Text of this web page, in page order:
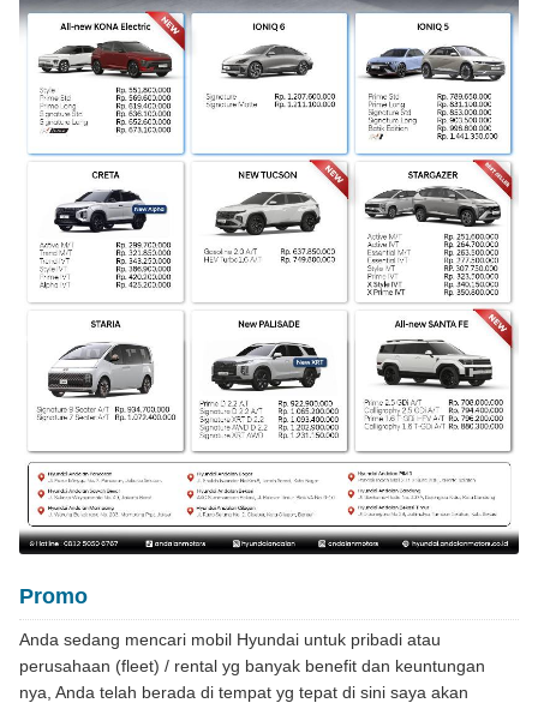
Promo
Anda sedang mencari mobil Hyundai untuk pribadi atau
perusahaan (fleet) / rental yg banyak benefit dan keuntungan
nya, Anda telah berada di tempat yg tepat di sini saya akan